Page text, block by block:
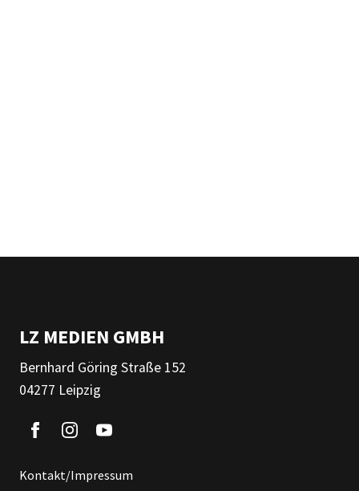
LZ MEDIEN GMBH
Bernhard Göring Straße 152
04277 Leipzig
Kontakt/Impressum